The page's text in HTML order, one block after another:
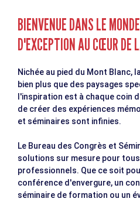
BIENVENUE DANS LE
D'EXCEPTION AU CŒUR DE
Nichée au pied du Mont Blanc,
bien plus que des paysages
l'inspiration est à chaque coin
de créer des expériences
et séminaires sont infinies.
Le Bureau des Congrès et
solutions sur mesure pour
professionnels. Que ce soit
conférence d'envergure, un
séminaire de formation ou un